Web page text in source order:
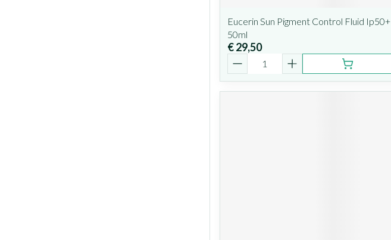
Eucerin Sun Pigment Control Fluid Ip50+
50ml
€ 29,50